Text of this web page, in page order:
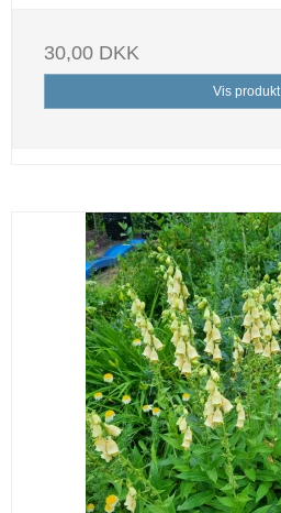
30,00 DKK
Vis produkt